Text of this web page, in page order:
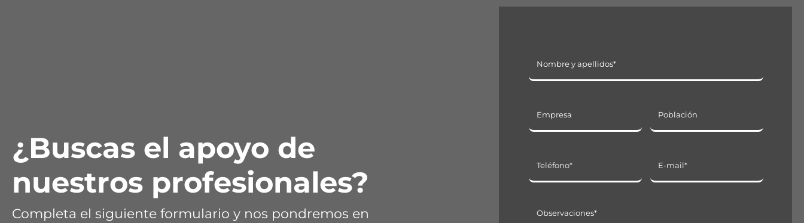
¿Buscas el apoyo de
nuestros profesionales?
Completa el siguiente formulario y nos pondremos en